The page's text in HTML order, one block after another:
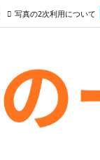
写真の2次利用について